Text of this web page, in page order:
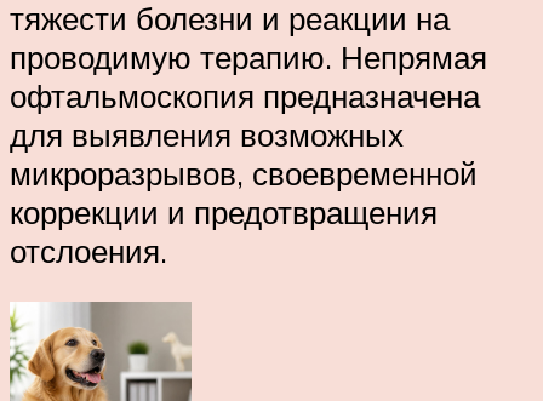
тяжести болезни и реакции на
проводимую терапию. Непрямая
офтальмоскопия предназначена
для выявления возможных
микроразрывов, своевременной
коррекции и предотвращения
отслоения.